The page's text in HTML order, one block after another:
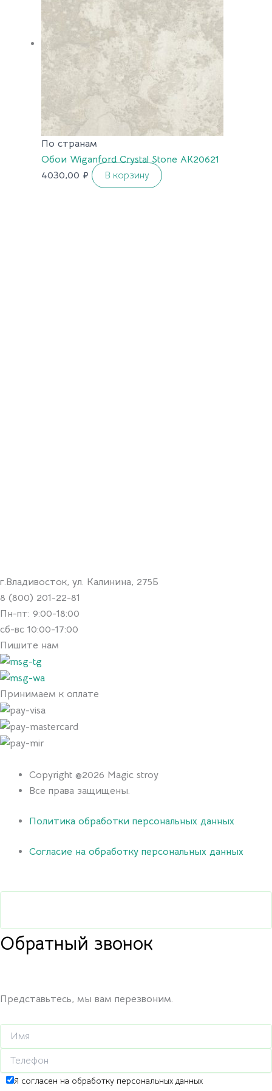
По странам
Обои Wiganford Crystal Stone AK20621
4030,00 ₽ В корзину
г.Владивосток, ул. Калинина, 275Б
8 (800) 201-22-81
Пн-пт: 9:00-18:00
сб-вс 10:00-17:00
Пишите нам
Принимаем к оплате
Copyright @2026 Magic stroy
Все права защищены.
Политика обработки персональных данных
Согласие на обработку персональных данных
Обратный звонок
Представьтесь, мы вам перезвоним.
Я согласен на обработку персональных данных